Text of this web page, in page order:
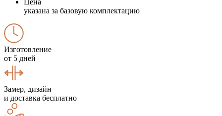
указана за базовую комплектацию
Изготовление
от 5 дней
Замер, дизайн
и доставка бесплатно